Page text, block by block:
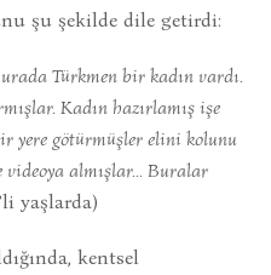
şu şekilde dile getirdi:
Türkmen bir kadın vardı.
Kadın hazırlamış işe
yere götürmüşler elini kolunu
videoya almışlar… Buralar
yaşlarda)
kentsel